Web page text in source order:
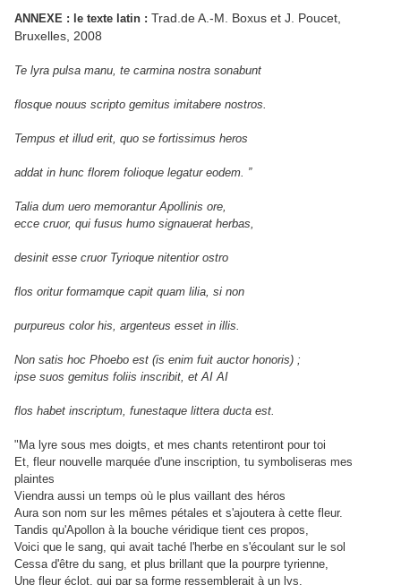
ANNEXE : le texte latin : Trad.de A.-M. Boxus et J. Poucet,
Bruxelles, 2008
Te lyra pulsa manu, te carmina nostra sonabunt
flosque nouus scripto gemitus imitabere nostros.
Tempus et illud erit, quo se fortissimus heros
addat in hunc florem folioque legatur eodem. ”
Talia dum uero memorantur Apollinis ore,
ecce cruor, qui fusus humo signauerat herbas,
desinit esse cruor Tyrioque nitentior ostro
flos oritur formamque capit quam lilia, si non
purpureus color his, argenteus esset in illis.
Non satis hoc Phoebo est (is enim fuit auctor honoris) ;
ipse suos gemitus foliis inscribit, et AI AI
flos habet inscriptum, funestaque littera ducta est.
"Ma lyre sous mes doigts, et mes chants retentiront pour toi
Et, fleur nouvelle marquée d'une inscription, tu symboliseras mes
plaintes
Viendra aussi un temps où le plus vaillant des héros
Aura son nom sur les mêmes pétales et s'ajoutera à cette fleur.
Tandis qu'Apollon à la bouche véridique tient ces propos,
Voici que le sang, qui avait taché l'herbe en s'écoulant sur le sol
Cessa d'être du sang, et plus brillant que la pourpre tyrienne,
Une fleur éclot, qui par sa forme ressemblerait à un lys,